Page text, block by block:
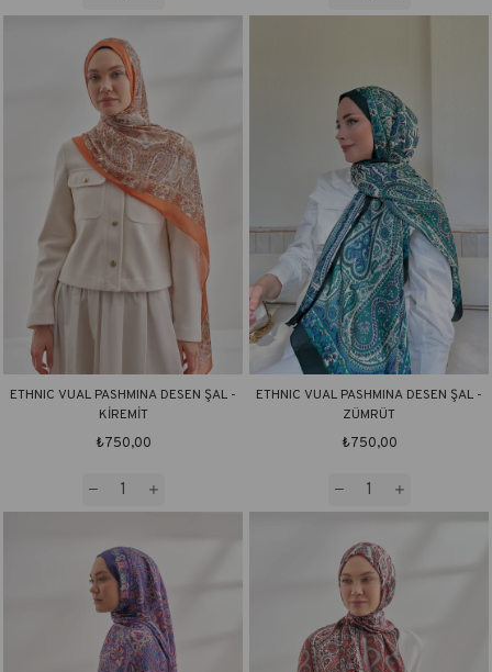
ETHNIC VUAL PASHMINA DESEN ŞAL -
KİREMİT
₺750,00
ETHNIC VUAL PASHMINA DESEN ŞAL -
ZÜMRÜT
₺750,00